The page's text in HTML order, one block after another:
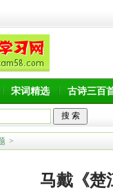
宋词精选 古诗三百
>
马戴《楚